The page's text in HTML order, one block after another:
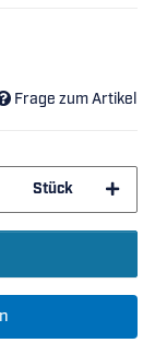
Frage zum Artikel
Stück